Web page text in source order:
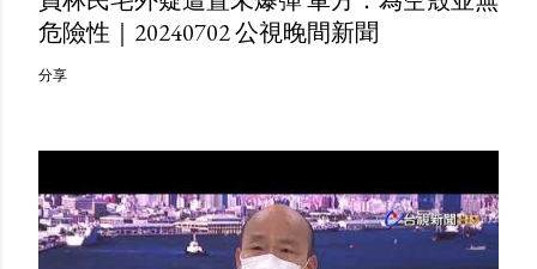
危險性｜20240702 公視晚間新聞
分享